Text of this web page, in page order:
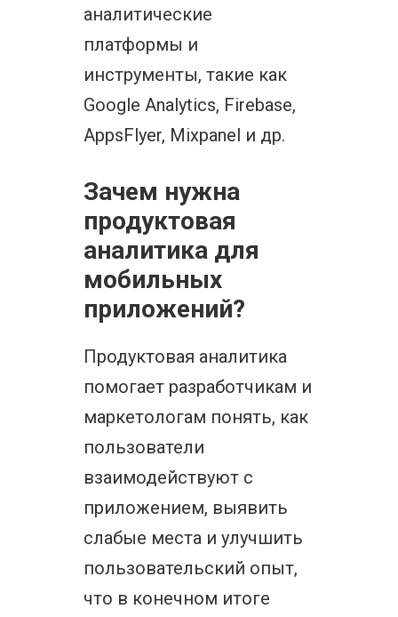
аналитические
платформы и
инструменты, такие как
Google Analytics, Firebase,
AppsFlyer, Mixpanel и др.
Зачем нужна
продуктовая
аналитика для
мобильных
приложений?
Продуктовая аналитика
помогает разработчикам и
маркетологам понять, как
пользователи
взаимодействуют с
приложением, выявить
слабые места и улучшить
пользовательский опыт,
что в конечном итоге